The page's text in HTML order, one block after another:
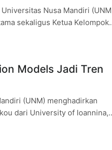
Nusa Mandiri
sekaligus Ketua Kelompok
Models Jadi Tren
(UNM) menghadirkan
dari University of Ioannina,